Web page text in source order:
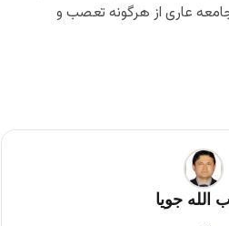
عاری از هرگونه تعصب و
الله جویا